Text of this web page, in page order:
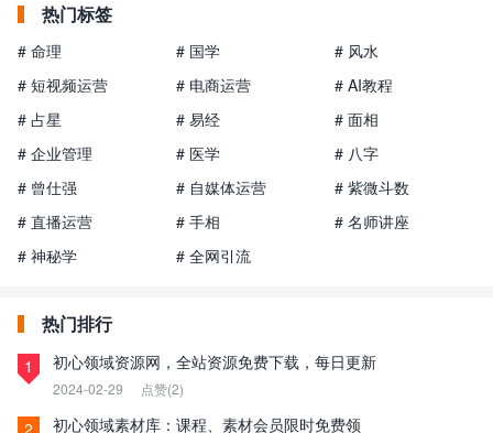
热门标签
# 命理 # 国学
# 风水
# 短视频运营
# 电商运营
# AI教程
# 占星
# 易经
# 面相
# 企业管理
# 医学
# 八字
# 曾仕强
# 自媒体运营
# 紫微斗数
# 直播运营
# 手相
# 名师讲座
# 神秘学
# 全网引流
热门排行
1 初心领域资源网，全站资源免费下载，每日更新
2024-02-29 点赞(2)
初心领域素材库：课程、素材会员限时免费领